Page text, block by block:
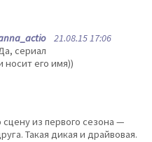
21.08.15 17:06
сериал
носит его имя))
из первого сезона —
Такая дикая и драйвовая.